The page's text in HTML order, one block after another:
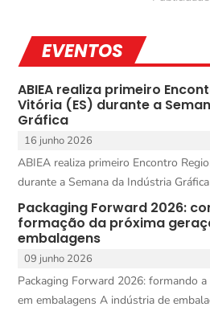
EVENTOS
ABIEA realiza primeiro
Vitória (ES) durante a
Gráfica
16 junho 2026
ABIEA realiza primeiro Encontro
durante a Semana da Indústria
Packaging Forward 2026:
formação da próxima
embalagens
09 junho 2026
Packaging Forward 2026: formando
em embalagens A indústria de